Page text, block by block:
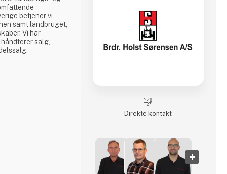
betjener vi
samt landbruget,
Vi har
salg,
Direkte kontakt